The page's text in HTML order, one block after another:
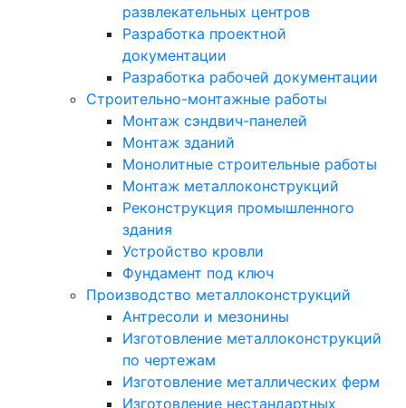
развлекательных центров
Разработка проектной
документации
Разработка рабочей документации
Строительно-монтажные работы
Монтаж сэндвич-панелей
Монтаж зданий
Монолитные строительные работы
Монтаж металлоконструкций
Реконструкция промышленного
здания
Устройство кровли
Фундамент под ключ
Производство металлоконструкций
Антресоли и мезонины
Изготовление металлоконструкций
по чертежам
Изготовление металлических ферм
Изготовление нестандартных